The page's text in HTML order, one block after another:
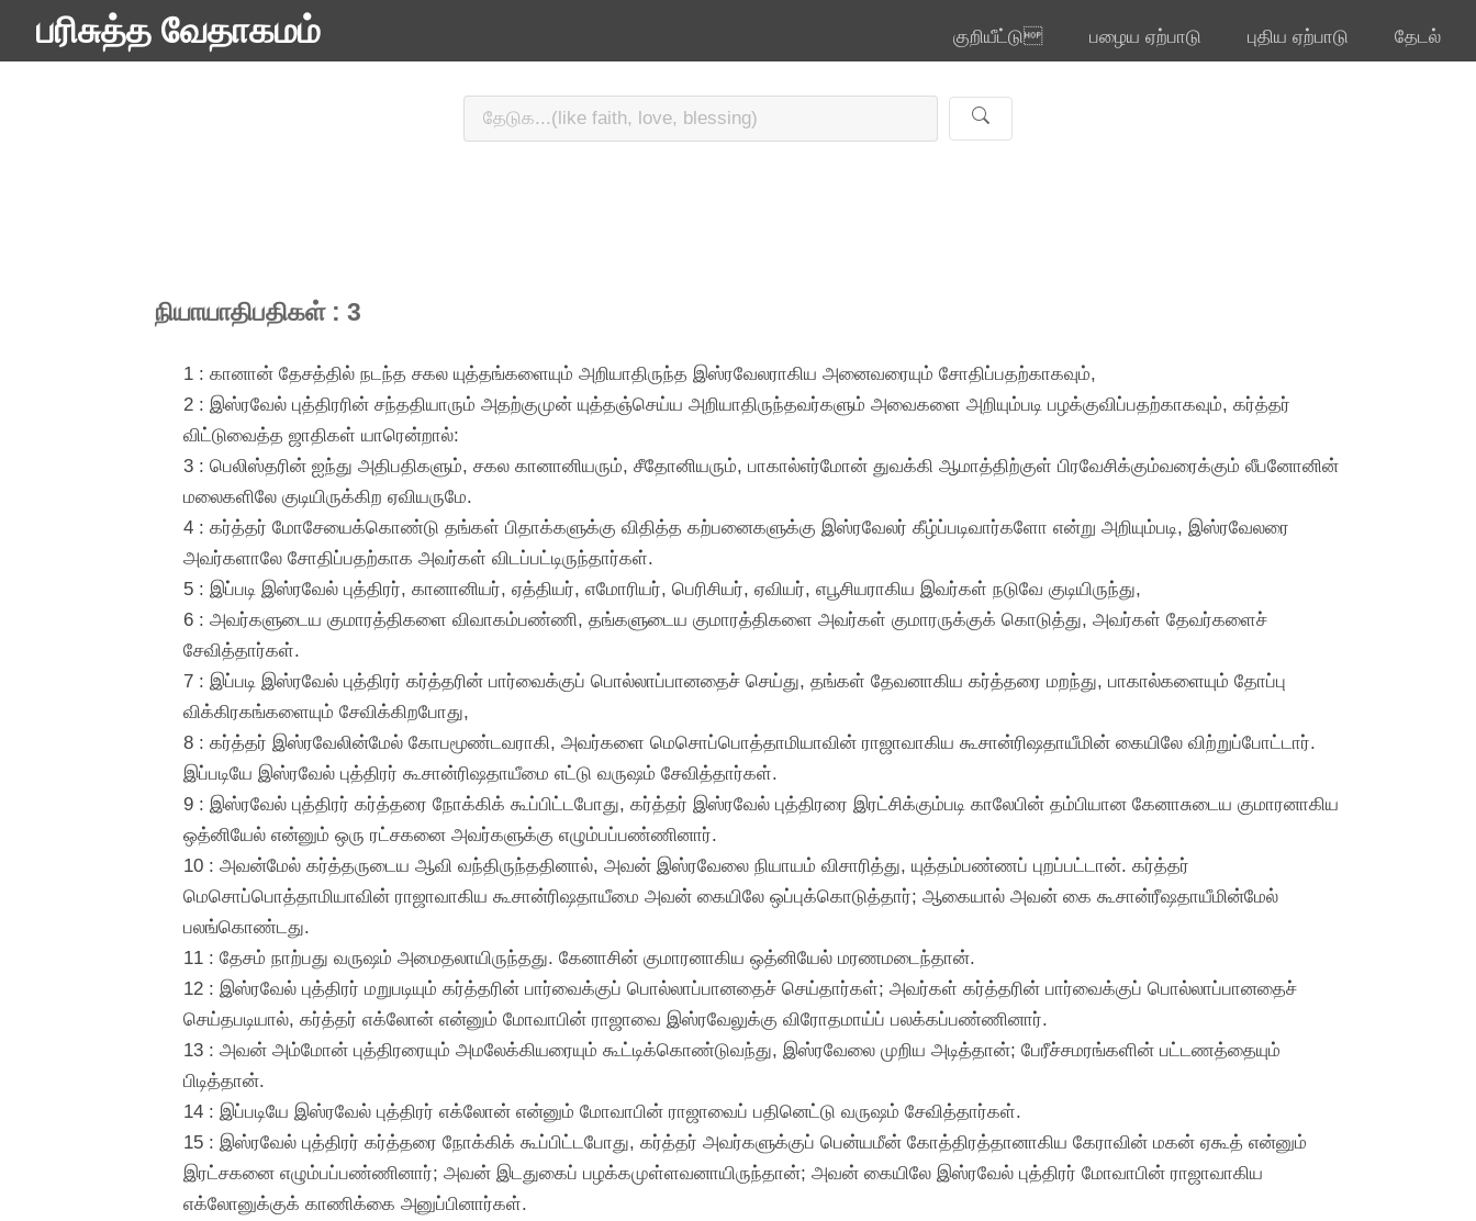
பரிசுத்த வேதாகமம் குறியீட்டு பழைய ஏற்பாடு புதிய ஏற்பாடு தேடல்
நியாயாதிபதிகள் : 3
1 : கானான் தேசத்தில் நடந்த சகல யுத்தங்களையும் அறியாதிருந்த இஸ்ரவேலராகிய அனைவரையும் சோதிப்பதற்காகவும்,
2 : இஸ்ரவேல் புத்திரரின் சந்ததியாரும் அதற்குமுன் யுத்தஞ்செய்ய அறியாதிருந்தவர்களும் அவைகளை அறியும்படி பழக்குவிப்பதற்காகவும், கர்த்தர்
விட்டுவைத்த ஜாதிகள் யாரென்றால்:
3 : பெலிஸ்தரின் ஐந்து அதிபதிகளும், சகல கானானியரும், சீதோனியரும், பாகால்எர்மோன் துவக்கி ஆமாத்திற்குள் பிரவேசிக்கும்வரைக்கும் லீபனோனின்
மலைகளிலே குடியிருக்கிற ஏவியருமே.
4 : கர்த்தர் மோசேயைக்கொண்டு தங்கள் பிதாக்களுக்கு விதித்த கற்பனைகளுக்கு இஸ்ரவேலர் கீழ்ப்படிவார்களோ என்று அறியும்படி, இஸ்ரவேலரை
அவர்களாலே சோதிப்பதற்காக அவர்கள் விடப்பட்டிருந்தார்கள்.
5 : இப்படி இஸ்ரவேல் புத்திரர், கானானியர், ஏத்தியர், எமோரியர், பெரிசியர், ஏவியர், எபூசியராகிய இவர்கள் நடுவே குடியிருந்து,
6 : அவர்களுடைய குமாரத்திகளை விவாகம்பண்ணி, தங்களுடைய குமாரத்திகளை அவர்கள் குமாரருக்குக் கொடுத்து, அவர்கள் தேவர்களைச்
சேவித்தார்கள்.
7 : இப்படி இஸ்ரவேல் புத்திரர் கர்த்தரின் பார்வைக்குப் பொல்லாப்பானதைச் செய்து, தங்கள் தேவனாகிய கர்த்தரை மறந்து, பாகால்களையும் தோப்பு
விக்கிரகங்களையும் சேவிக்கிறபோது,
8 : கர்த்தர் இஸ்ரவேலின்மேல் கோபமூண்டவராகி, அவர்களை மெசொப்பொத்தாமியாவின் ராஜாவாகிய கூசான்ரிஷதாயீமின் கையிலே விற்றுப்போட்டார்.
இப்படியே இஸ்ரவேல் புத்திரர் கூசான்ரிஷதாயீமை எட்டு வருஷம் சேவித்தார்கள்.
9 : இஸ்ரவேல் புத்திரர் கர்த்தரை நோக்கிக் கூப்பிட்டபோது, கர்த்தர் இஸ்ரவேல் புத்திரரை இரட்சிக்கும்படி காலேபின் தம்பியான கேனாசுடைய குமாரனாகிய
ஒத்னியேல் என்னும் ஒரு ரட்சகனை அவர்களுக்கு எழும்பப்பண்ணினார்.
10 : அவன்மேல் கர்த்தருடைய ஆவி வந்திருந்ததினால், அவன் இஸ்ரவேலை நியாயம் விசாரித்து, யுத்தம்பண்ணப் புறப்பட்டான். கர்த்தர்
மெசொப்பொத்தாமியாவின் ராஜாவாகிய கூசான்ரிஷதாயீமை அவன் கையிலே ஒப்புக்கொடுத்தார்; ஆகையால் அவன் கை கூசான்ரீஷதாயீமின்மேல்
பலங்கொண்டது.
11 : தேசம் நாற்பது வருஷம் அமைதலாயிருந்தது. கேனாசின் குமாரனாகிய ஒத்னியேல் மரணமடைந்தான்.
12 : இஸ்ரவேல் புத்திரர் மறுபடியும் கர்த்தரின் பார்வைக்குப் பொல்லாப்பானதைச் செய்தார்கள்; அவர்கள் கர்த்தரின் பார்வைக்குப் பொல்லாப்பானதைச்
செய்தபடியால், கர்த்தர் எக்லோன் என்னும் மோவாபின் ராஜாவை இஸ்ரவேலுக்கு விரோதமாய்ப் பலக்கப்பண்ணினார்.
13 : அவன் அம்மோன் புத்திரரையும் அமலேக்கியரையும் கூட்டிக்கொண்டுவந்து, இஸ்ரவேலை முறிய அடித்தான்; பேரீச்சமரங்களின் பட்டணத்தையும்
பிடித்தான்.
14 : இப்படியே இஸ்ரவேல் புத்திரர் எக்லோன் என்னும் மோவாபின் ராஜாவைப் பதினெட்டு வருஷம் சேவித்தார்கள்.
15 : இஸ்ரவேல் புத்திரர் கர்த்தரை நோக்கிக் கூப்பிட்டபோது, கர்த்தர் அவர்களுக்குப் பென்யமீன் கோத்திரத்தானாகிய கேராவின் மகன் ஏகூத் என்னும்
இரட்சகனை எழும்பப்பண்ணினார்; அவன் இடதுகைப் பழக்கமுள்ளவனாயிருந்தான்; அவன் கையிலே இஸ்ரவேல் புத்திரர் மோவாபின் ராஜாவாகிய
எக்லோனுக்குக் காணிக்கை அனுப்பினார்கள்.